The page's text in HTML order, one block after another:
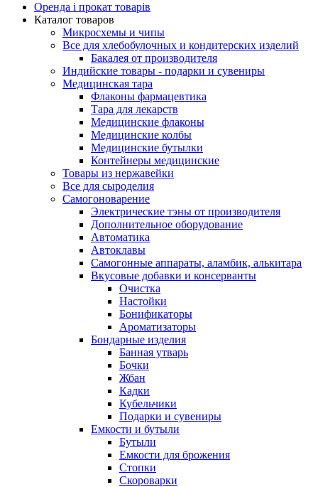
Оренда і прокат товарів
Каталог товаров
Микросхемы и чипы
Все для хлебобулочных и кондитерских изделий
Бакалея от производителя
Индийские товары - подарки и сувениры
Медицинская тара
Флаконы фармацевтика
Тара для лекарств
Медицинские флаконы
Медицинские колбы
Медицинские бутылки
Контейнеры медицинские
Товары из нержавейки
Все для сыроделия
Самогоноварение
Электрические тэны от производителя
Дополнительное оборудование
Автоматика
Автоклавы
Самогонные аппараты, аламбик, алькитара
Вкусовые добавки и консерванты
Очистка
Настойки
Бонификаторы
Ароматизаторы
Бондарные изделия
Банная утварь
Бочки
Жбан
Кадки
Кубельчики
Подарки и сувениры
Емкости и бутыли
Бутыли
Емкости для брожения
Стопки
Скороварки